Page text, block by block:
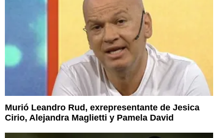
Murió Leandro Rud, exrepresentante de Jesica
Cirio, Alejandra Maglietti y Pamela David